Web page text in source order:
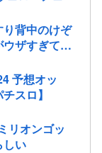
背中のけぞ
ザすぎて心
予想オッ
スロ】
リオンゴッ
しい